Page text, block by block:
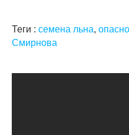
Теги : семена льна,
Смирнова